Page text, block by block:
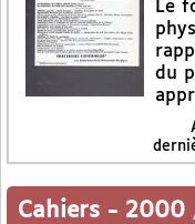
Le
du
Cahiers - 2000